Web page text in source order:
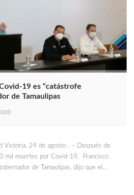
19 es “catástrofe
de Tamaulipas
Victoria, 24 de agosto . – Después de
mil muertes por Covid-19, Francisco
de Tamaulipas, dijo que el…